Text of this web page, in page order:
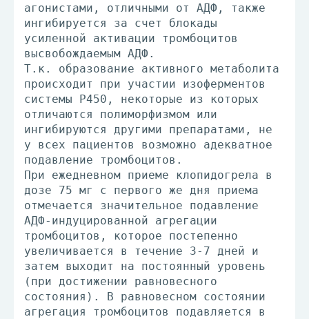
агонистами, отличными от АДФ, также
ингибируется за счет блокады
усиленной активации тромбоцитов
высвобождаемым АДФ.
Т.к. образование активного метаболита
происходит при участии изоферментов
системы Р450, некоторые из которых
отличаются полиморфизмом или
ингибируются другими препаратами, не
у всех пациентов возможно адекватное
подавление тромбоцитов.
При ежедневном приеме клопидогрела в
дозе 75 мг с первого же дня приема
отмечается значительное подавление
АДФ-индуцированной агрегации
тромбоцитов, которое постепенно
увеличивается в течение 3-7 дней и
затем выходит на постоянный уровень
(при достижении равновесного
состояния). В равновесном состоянии
агрегация тромбоцитов подавляется в